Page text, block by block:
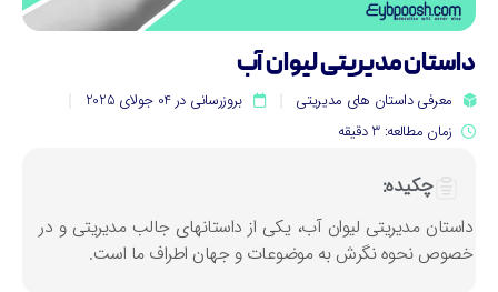
مدیریتی لیوان آب
معرفی داستان های مدیریتی
بروزرسانی در 04 جولای 2025
زمان مطالعه: 3 دقیقه
چکیده:
مدیریتی لیوان آب، یکی از داستانهای جالب مدیریتی و در
نحوه نگرش به موضوعات و جهان اطراف ما است.